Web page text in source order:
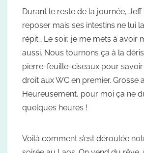
Durant le reste de la journée, Jeff
reposer mais ses intestins ne lui
répit… Le soir, je me mets à avoir
aussi. Nous tournons ça à la
pierre-feuille-ciseaux pour
droit aux WC en premier. Grosse
Heureusement, pour moi ça ne
quelques heures !
Voilà comment s’est déroulée